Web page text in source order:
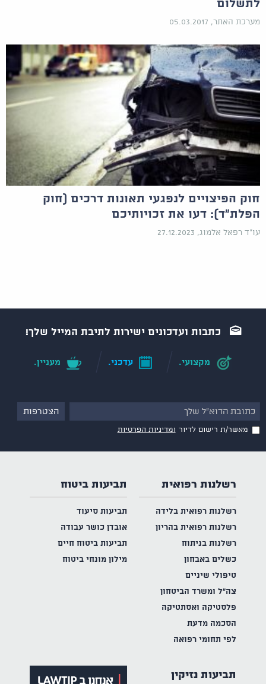
לתשלום
מערכת האתר, 05.03.2017
חוק הפיצויים לנפגעי תאונות דרכים (חוק
הפלת"ד): דעו את זכויותיכם
עו"ד רפאל אלמוג, 27.12.2023
כתבות ועדכונים ישירות לתיבת המייל שלך!
מקצועי. עדכני. מעניין.
מאשר/ת רישום לדיור ומדיניות הפרטיות
רשלנות רפואית
רשלנות רפואית בלידה
רשלנות רפואית בהריון
רשלנות בניתוח
כשלים באבחון
טיפולי שיניים
צה"ל ומשרד הביטחון
פלסטיקה ואסתטיקה
הסכמה מדעת
לפי תחומי רפואה
תביעות ביטוח
תביעות סיעוד
אובדן כושר עבודה
תביעות ביטוח חיים
מילון מונחי ביטוח
תביעות נזיקין